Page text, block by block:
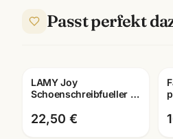
Passt perfekt
Gravur
LAMY Joy
Schoenschreibfueller ·
mm wählbar · Kalligrafie
22,50 €